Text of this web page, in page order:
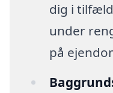
dig i
under
på